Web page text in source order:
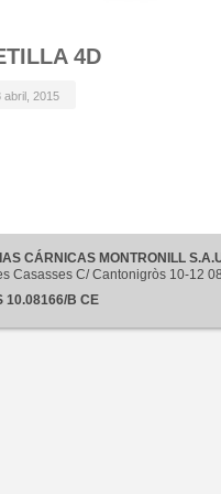
4D
abril, 2015
CÁRNICAS MONTRONILL
Casasses C/ Cantonigròs 10-12
10.08166/B CE